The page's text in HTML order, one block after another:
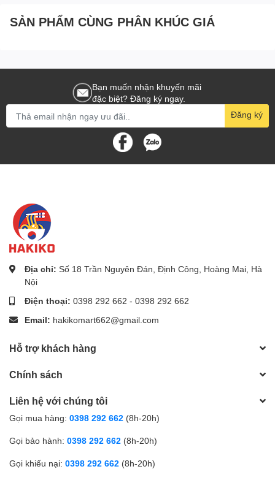
lên khăn.
Xả sạch khăn bằng nước sau khi sử dụng.
Đồ dùng phòng tắm Hàn Quốc - Một lựa chọn hoàn
hảo cho gia đình bạn
Không chỉ khăn tắm kỳ lưng Gahwa 원샤워타올, đồ dùng
thiết kế và sản xuất theo tiêu chuẩn cao, đảm bảo chất
lượng và an toàn cho người sử dụng.
Bạn nên tìm mua đồ gia dụng Hàn Quốc ở đâu?
Để mua sắm các sản phẩm gia dụng Hàn Quốc, bạn có thể
tham khảo tại các cửa hàng đồ dùng cá nhân, siêu thị hoặc
các trang thương mại điện tử uy tín. Hãy đảm bảo rằng bạn
để đảm bảo chất lượng và hưởng trọn những ưu điểm của
sản phẩm.
đãi hấp dẫn
Khăn tắm kỳ lưng Hàn Quốc Gahwa 원샤워타올 là sản
phẩm đáng để đầu tư cho phòng tắm của bạn. Với chất
liệu cao cấp, thiết kế thông minh và tiện lợi, sản phẩm này
Hãy thêm khăn tắm kỳ lưng Gahwa 원샤워타올 vào danh
SẢN PHẨM CÙNG PHÂN KHÚC GIÁ
Bạn muốn nhận khuyến mãi
đặc biệt? Đăng ký ngay.
Đăng ký
Địa chỉ: Số 18 Trần Nguyên Đán, Định Công, Hoàng Mai, Hà
Nội
Điện thoại: 0398 292 662 - 0398 292 662
Email: hakikomart662@gmail.com
Hỗ trợ khách hàng
Chính sách
Liên hệ với chúng tôi
Gọi mua hàng: 0398 292 662 (8h-20h)
Gọi bảo hành: 0398 292 662 (8h-20h)
Gọi khiếu nại: 0398 292 662 (8h-20h)